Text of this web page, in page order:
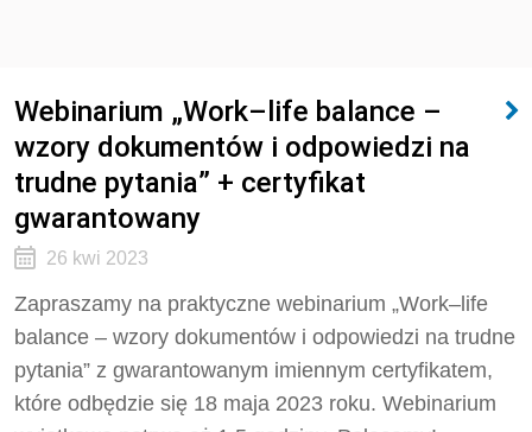
Webinarium „Work–life balance –
wzory dokumentów i odpowiedzi na
trudne pytania” + certyfikat
gwarantowany
26 kwi 2023
Zapraszamy na praktyczne webinarium „Work–life
balance – wzory dokumentów i odpowiedzi na trudne
pytania” z gwarantowanym imiennym certyfikatem,
które odbędzie się 18 maja 2023 roku. Webinarium